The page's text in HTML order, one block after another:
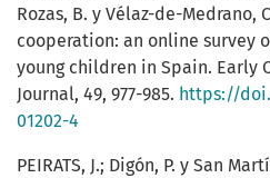
Rozas, B. y Vélaz-de-Medrano,
cooperation: an online survey
young children in Spain. Early
Journal, 49, 977-985. https://
01202-4
PEIRATS, J.; Digón, P. y San